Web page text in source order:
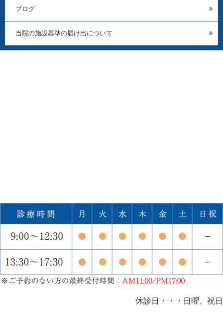
ブログ
当院の施設基準の届け出について
休診日・・・日曜、祝日